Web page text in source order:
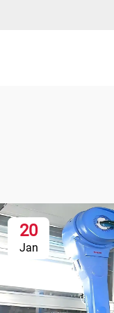
20
Jan